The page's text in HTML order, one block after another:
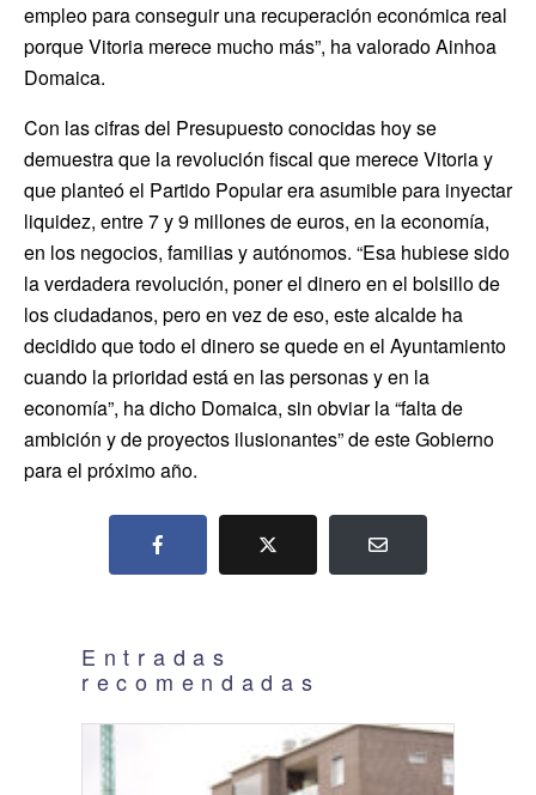
empleo para conseguir una recuperación económica real
porque Vitoria merece mucho más”, ha valorado Ainhoa
Domaica.
Con las cifras del Presupuesto conocidas hoy se
demuestra que la revolución fiscal que merece Vitoria y
que planteó el Partido Popular era asumible para inyectar
liquidez, entre 7 y 9 millones de euros, en la economía,
en los negocios, familias y autónomos. “Esa hubiese sido
la verdadera revolución, poner el dinero en el bolsillo de
los ciudadanos, pero en vez de eso, este alcalde ha
decidido que todo el dinero se quede en el Ayuntamiento
cuando la prioridad está en las personas y en la
economía”, ha dicho Domaica, sin obviar la “falta de
ambición y de proyectos ilusionantes” de este Gobierno
para el próximo año.
Entradas
recomendadas